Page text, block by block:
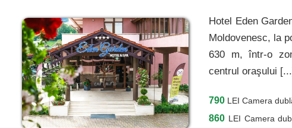
Hotel Eden
Moldovenesc, la
630 m, într-o
centrul oraşului
790 LEI Camera
860 LEI Camera